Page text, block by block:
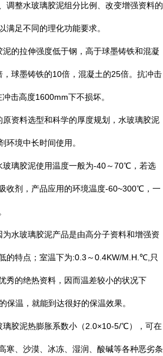
调整水玻璃胶泥组分比例、改变增强资料的
满足不同的理化功能要求。
的拉伸强度低于钢，高于球墨铸铁和混凝
，球墨铸铁的10倍，混凝土的25倍。抗冲击
冲击高度1600mm下不损坏。
资料选型和科学的厚度规划，水玻璃胶泥
环境中长时间使用。
璃胶泥使用温度一般为-40～70℃ ，若选
收剂，产品应用的环境温度-60~300℃ ，一
水玻璃胶泥产品是由高分子资料和增强资
的特点；室温下为:0.3 ～0.4KW/M.H. ℃ 只
秀的绝热资料，因而温差较小的状况下
保温，就能到达很好的保温效果。
胶泥热膨胀系数小（2.0×10-5/℃），可在
寒、沙漠、冰冻、湿润、酸碱等各种恶劣条